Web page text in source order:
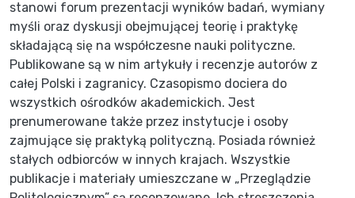
stanowi forum prezentacji wyników badań, wymiany
myśli oraz dyskusji obejmującej teorię i praktykę
składającą się na współczesne nauki polityczne.
Publikowane są w nim artykuły i recenzje autorów z
całej Polski i zagranicy. Czasopismo dociera do
wszystkich ośrodków akademickich. Jest
prenumerowane także przez instytucje i osoby
zajmujące się praktyką polityczną. Posiada również
stałych odbiorców w innych krajach. Wszystkie
publikacje i materiały umieszczane w „Przeglądzie